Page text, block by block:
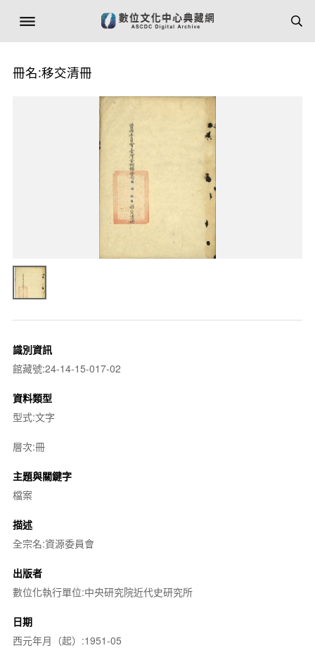
冊名:移交清冊
識別資訊
館藏號:24-14-15-017-02
資料類型
型式:文字
層次:冊
主題與關鍵字
檔案
描述
全宗名:資源委員會
出版者
數位化執行單位:中央研究院近代史研究所
日期
西元年月（起）:1951-05